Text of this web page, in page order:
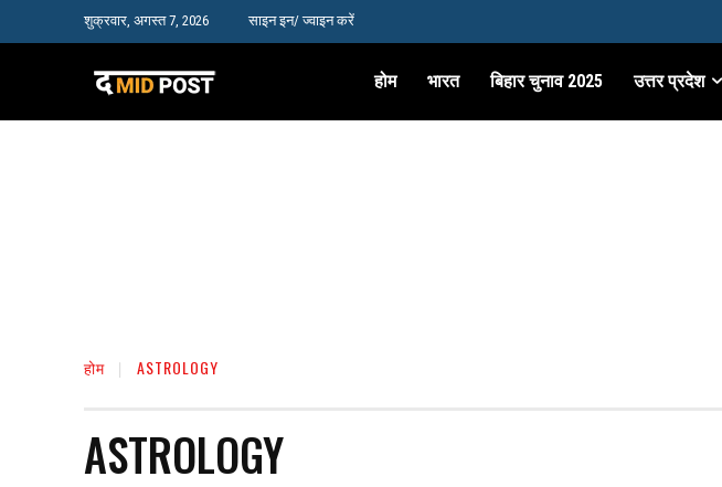
शुक्रवार, अगस्त 7, 2026 साइन इन/ ज्वाइन करें
होम भारत बिहार चुनाव 2025 उत्तर प्रदेश
होम ASTROLOGY
ASTROLOGY